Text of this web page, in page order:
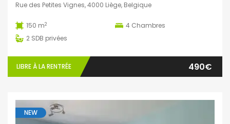
Rue des Petites Vignes, 4000 Liège, Belgique
150 m2 4 Chambres
2 SDB privées
LIBRE À LA RENTRÉE 490€
NEW